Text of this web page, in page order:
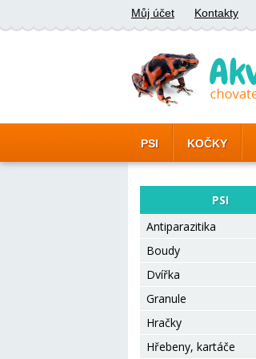
Můj účet Kontakty
PSI KOČKY
PSI
Antiparazitika
Boudy
Dvířka
Granule
Hračky
Hřebeny, kartáče